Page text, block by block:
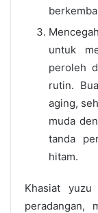
untuk
peroleh
rutin.
aging,
muda
tanda
hitam.
Khasiat yuzu
peradangan,